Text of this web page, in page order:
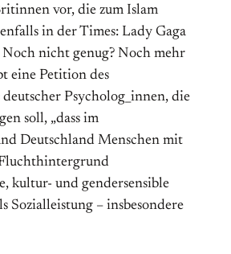
vor, die zum Islam
in der Times: Lady Gaga
Noch nicht genug? Noch mehr
eine Petition des
deutscher Psycholog_innen, die
soll, „dass im
Deutschland Menschen mit
kultur- und gendersensible
Sozialleistung – insbesondere